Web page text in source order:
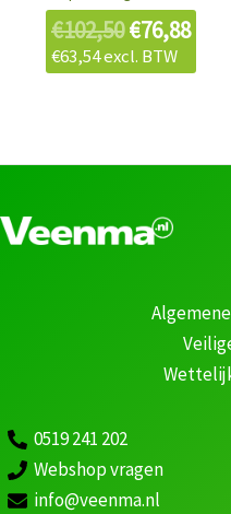
€102,50€76,88
€63,54excl. BTW
0519 241 202
Webshop vragen
info@veenma.nl